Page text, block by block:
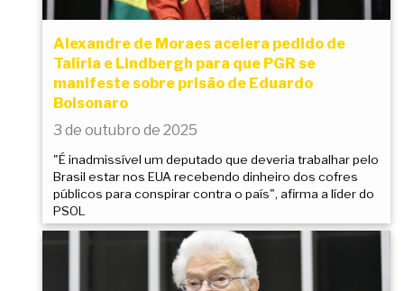
Alexandre de Moraes acelera pedido de
Talíria e Lindbergh para que PGR se
manifeste sobre prisão de Eduardo
Bolsonaro
3 de outubro de 2025
"É inadmissível um deputado que deveria trabalhar pelo
Brasil estar nos EUA recebendo dinheiro dos cofres
públicos para conspirar contra o país", afirma a líder do
PSOL